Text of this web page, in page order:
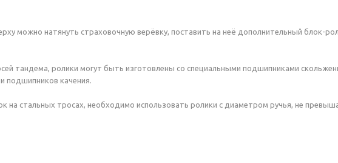
можно натянуть страховочную верёвку, поставить на неё дополнительный блок-
тандема, ролики могут быть изготовлены со специальными подшипниками
подшипников качения.
на стальных тросах, необходимо использовать ролики с диаметром ручья, не